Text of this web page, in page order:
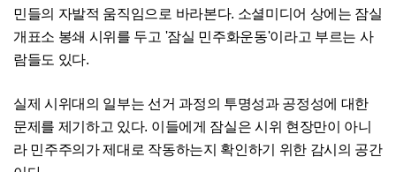
민들의 자발적 움직임으로 바라본다. 소셜미디어 상에는 잠실
개표소 봉쇄 시위를 두고 '잠실 민주화운동'이라고 부르는 사
람들도 있다.
실제 시위대의 일부는 선거 과정의 투명성과 공정성에 대한
문제를 제기하고 있다. 이들에게 잠실은 시위 현장만이 아니
라 민주주의가 제대로 작동하는지 확인하기 위한 감시의 공간